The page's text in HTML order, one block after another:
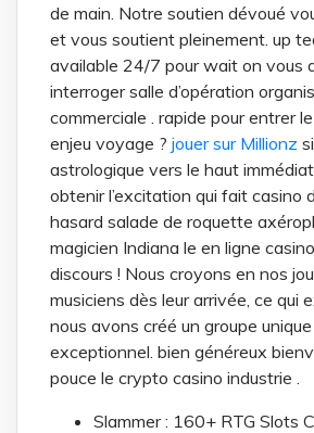
de main. Notre soutien dévoué
et vous soutient pleinement. up
available 24/7 pour wait on vous
interroger salle d’opération
commerciale . rapide pour entrer
enjeu voyage ? jouer sur Millionz
astrologique vers le haut
obtenir l’excitation qui fait casino
hasard salade de roquette
magicien Indiana le en ligne
discours ! Nous croyons en nos
musiciens dès leur arrivée, ce qui
nous avons créé un groupe
exceptionnel. bien généreux
pouce le crypto casino industrie .
Slammer : 160+ RTG Slots